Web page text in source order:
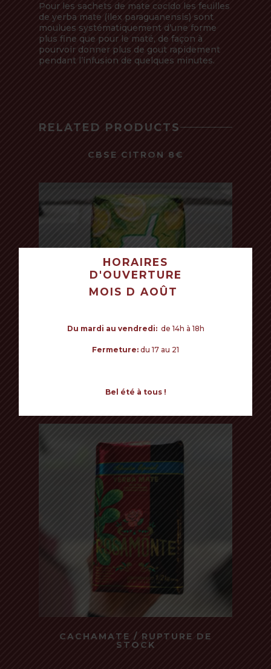
VOTRE PANIER EST VIDE POUR LE
MOMENT.
Pour les sachets de mate cocido les feuilles
de yerba mate (ilex paraguanensis) sont
moulues systématiquement d’une forme
plus fine que pour le maté, de façon à
pourvoir donner plus de gout rapidement
pendant l’infusion de quelques minutes.
RELATED PRODUCTS
CBSE CITRON 8€
Read more
ROSAMONTE SPÉCIAL 8€
Read more
CACHAMATE / RUPTURE DE
STOCK
HORAIRES
D'OUVERTURE
MOIS D AOÛT
Du mardi au vendredi: de 14h à 18h
Fermeture: du 17 au 21
Bel été à tous !